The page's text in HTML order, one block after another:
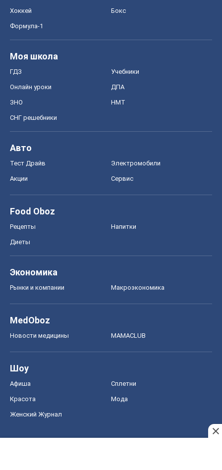
Хоккей Бокс
Формула-1
Моя школа
ГДЗ Учебники
Онлайн уроки ДПА
ЗНО НМТ
СНГ решебники
Авто
Тест Драйв Электромобили
Акции Сервис
Food Oboz
Рецепты Напитки
Диеты
Экономика
Рынки и компании Mакроэкономика
MedOboz
Новости медицины MAMACLUB
Шоу
Афиша Сплетни
Красота Мода
Женский Журнал